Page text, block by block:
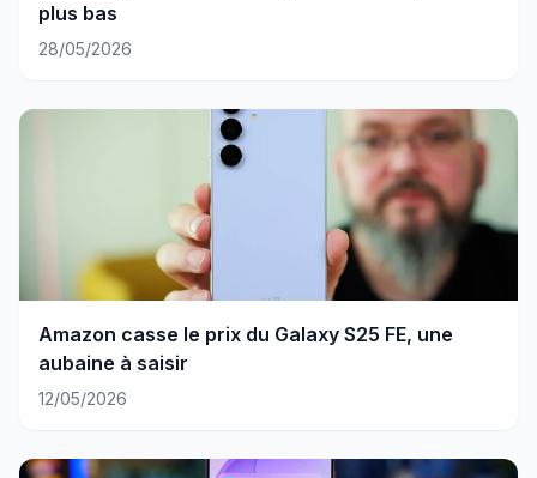
plus bas
28/05/2026
Amazon casse le prix du Galaxy S25 FE, une
aubaine à saisir
12/05/2026